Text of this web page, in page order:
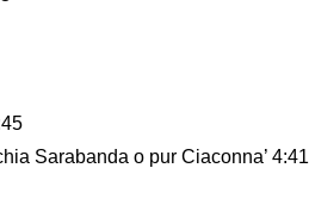
Sarabanda o pur Ciaconna’ 4:41